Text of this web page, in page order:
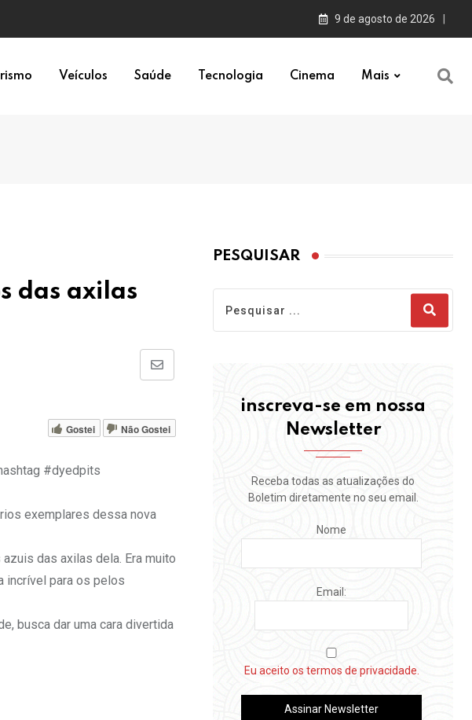
9 de agosto de 2026
Veículos Saúde Tecnologia Cinema Mais
das axilas
Share
Email
Gostei Não Gostei
#dyedpits
exemplares dessa nova
das axilas dela. Era muito
incrível para os pelos
busca dar uma cara divertida
PESQUISAR
inscreva-se em nossa
Newsletter
Receba todas as atualizações do
Boletim diretamente no seu email.
Nome
Email:
Eu aceito os termos de privacidade.